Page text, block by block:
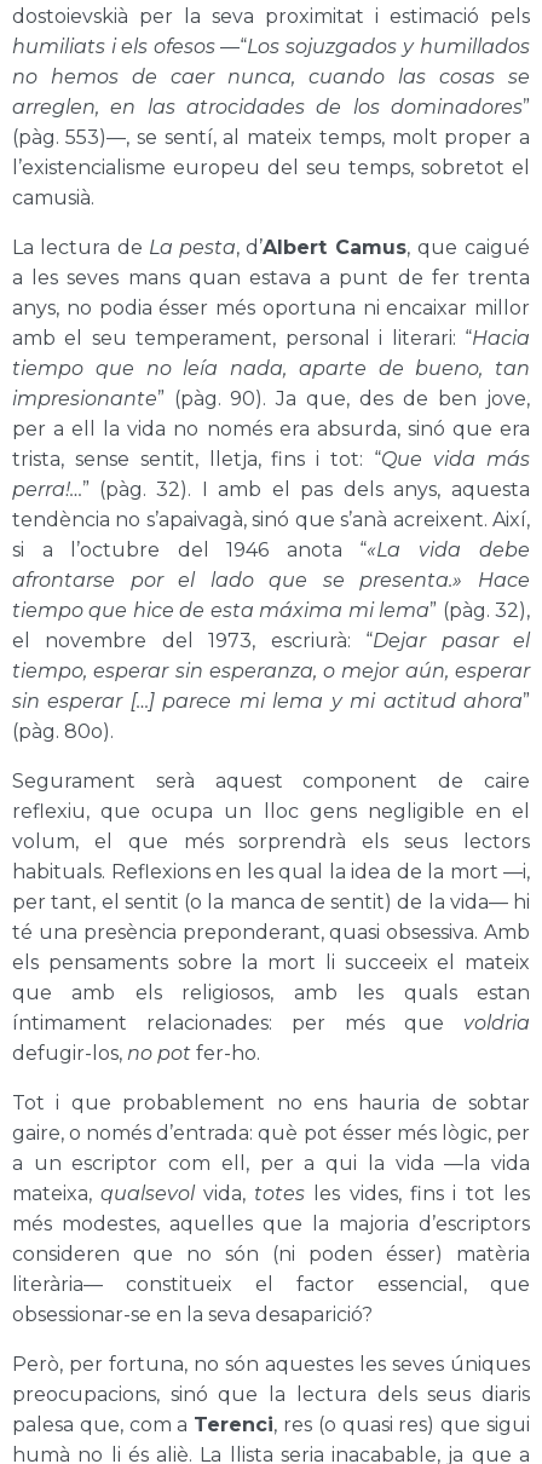
dostoievskià per la seva proximitat i estimació pels
humiliats i els ofesos —“Los sojuzgados y humillados
no hemos de caer nunca, cuando las cosas se
arreglen, en las atrocidades de los dominadores”
(pàg. 553)—, se sentí, al mateix temps, molt proper a
l’existencialisme europeu del seu temps, sobretot el
camusià.
La lectura de La pesta, d’Albert Camus, que caigué
a les seves mans quan estava a punt de fer trenta
anys, no podia ésser més oportuna ni encaixar millor
amb el seu temperament, personal i literari: “Hacia
tiempo que no leía nada, aparte de bueno, tan
impresionante” (pàg. 90). Ja que, des de ben jove,
per a ell la vida no només era absurda, sinó que era
trista, sense sentit, lletja, fins i tot: “Que vida más
perra!…” (pàg. 32). I amb el pas dels anys, aquesta
tendència no s’apaivagà, sinó que s’anà acreixent. Així,
si a l’octubre del 1946 anota “«La vida debe
afrontarse por el lado que se presenta.» Hace
tiempo que hice de esta máxima mi lema” (pàg. 32),
el novembre del 1973, escriurà: “Dejar pasar el
tiempo, esperar sin esperanza, o mejor aún, esperar
sin esperar […] parece mi lema y mi actitud ahora”
(pàg. 80o).
Segurament serà aquest component de caire
reflexiu, que ocupa un lloc gens negligible en el
volum, el que més sorprendrà els seus lectors
habituals. Reflexions en les qual la idea de la mort —i,
per tant, el sentit (o la manca de sentit) de la vida— hi
té una presència preponderant, quasi obsessiva. Amb
els pensaments sobre la mort li succeeix el mateix
que amb els religiosos, amb les quals estan
íntimament relacionades: per més que voldria
defugir-los, no pot fer-ho.
Tot i que probablement no ens hauria de sobtar
gaire, o només d’entrada: què pot ésser més lògic, per
a un escriptor com ell, per a qui la vida —la vida
mateixa, qualsevolvida, totes les vides, fins i tot les
més modestes, aquelles que la majoria d’escriptors
consideren que no són (ni poden ésser) matèria
literària— constitueix el factor essencial, que
obsessionar-se en la seva desaparició?
Però, per fortuna, no són aquestes les seves úniques
preocupacions, sinó que la lectura dels seus diaris
palesa que, com a Terenci, res (o quasi res) que sigui
humà no li és aliè. La llista seria inacabable, ja que a